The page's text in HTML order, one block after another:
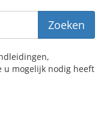
u mogelijk nodig heeft